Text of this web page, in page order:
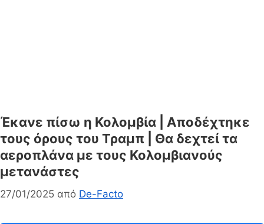
Έκανε πίσω η Κολομβία | Αποδέχτηκε
τους όρους του Τραμπ | Θα δεχτεί τα
αεροπλάνα με τους Κολομβιανούς
μετανάστες
27/01/2025 από De-Facto